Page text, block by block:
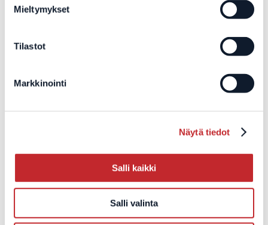
Mieltymykset
Tilastot
Markkinointi
Näytä tiedot
Salli kaikki
Salli valinta